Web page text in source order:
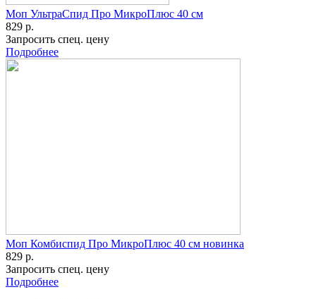
Моп УльтраСпид Про МикроПлюс 40 см
829 р.
Запросить спец. цену
Подробнее
Моп Комбиспид Про МикроПлюс 40 см новинка
829 р.
Запросить спец. цену
Подробнее